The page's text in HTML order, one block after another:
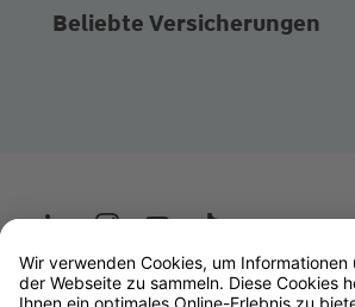
Beliebte Versicherungen
Wüstenrot